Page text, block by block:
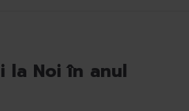
la Noi în anul